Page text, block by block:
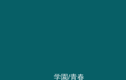
学園/青春